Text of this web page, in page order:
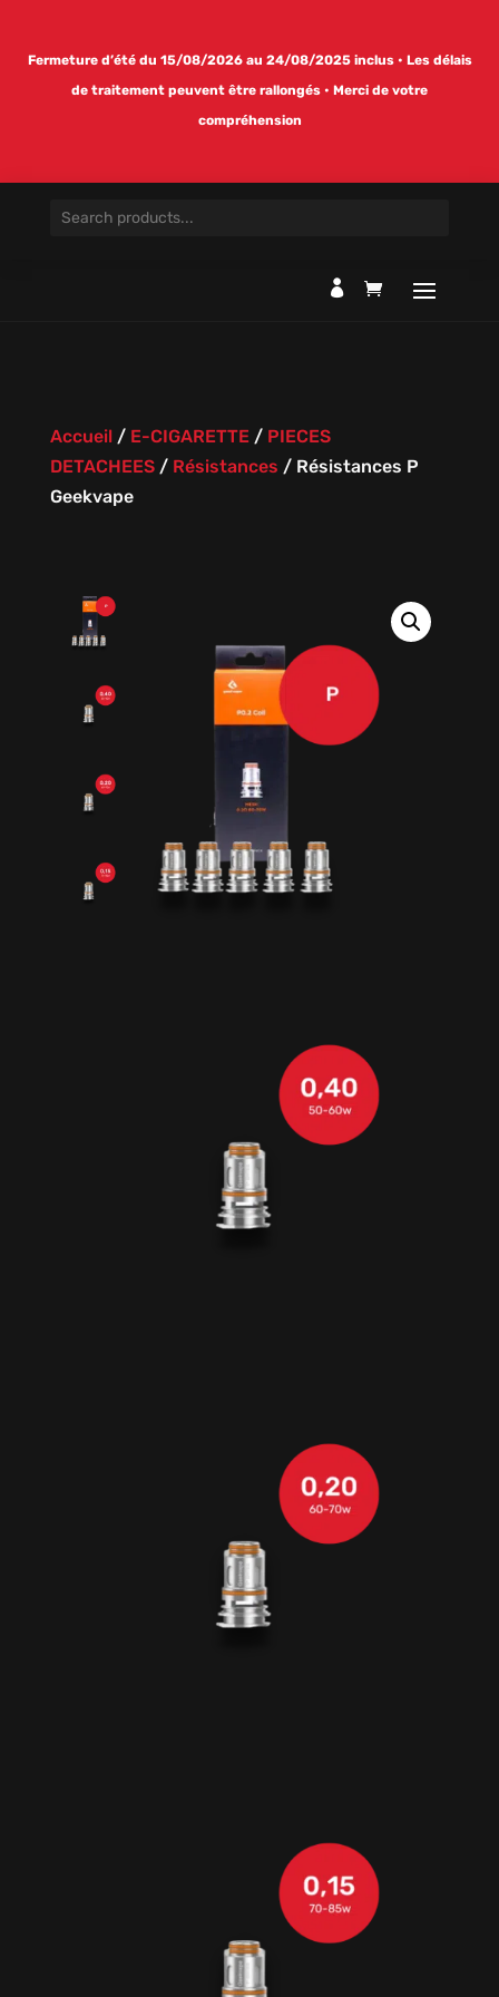
Fermeture d’été du 15/08/2026 au 24/08/2025 inclus • Les délais
de traitement peuvent être rallongés • Merci de votre
compréhension

Accueil/ E-CIGARETTE/ PIECES
DETACHEES/ Résistances / Résistances P
Geekvape